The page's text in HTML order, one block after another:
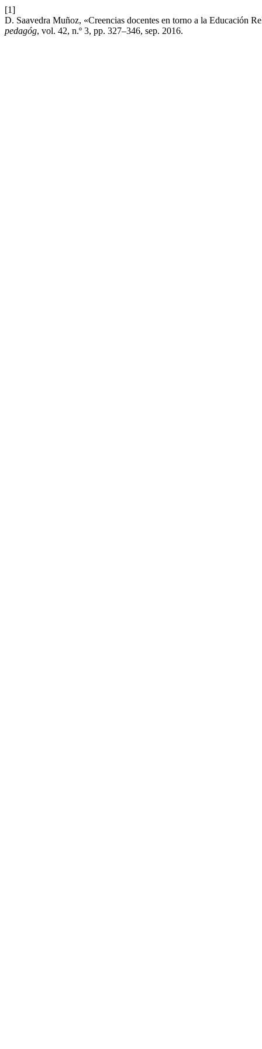
[1]
D. Saavedra Muñoz, «Creencias docentes en torno a la Educación
pedagóg, vol. 42, n.º 3, pp. 327–346, sep. 2016.